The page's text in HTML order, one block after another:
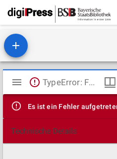
Mirador
Viewer
TypeError: Failed to fetch
Es ist ein Fehler
Technische Details